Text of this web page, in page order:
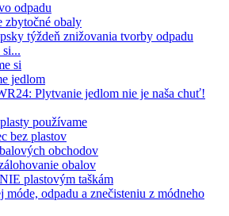
odpadu
zbytočné obaly
týždeň znižovania tvorby odpadu
si
jedlom
Plytvanie jedlom nie je naša chuť!
používame
bez plastov
obchodov
obalov
plastovým taškám
móde, odpadu a znečisteniu z módneho